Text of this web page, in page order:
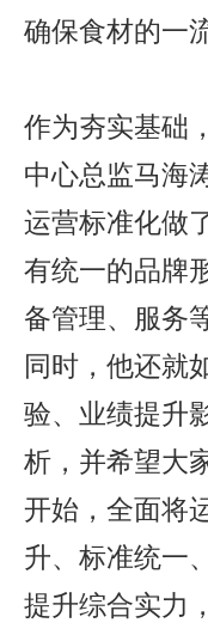
确保食材的一
作为夯实基础
中心总监马海
运营标准化做
有统一的品牌
备管理、服务
同时，他还就
验、业绩提升
析，并希望大
开始，全面将
升、标准统一
提升综合实力